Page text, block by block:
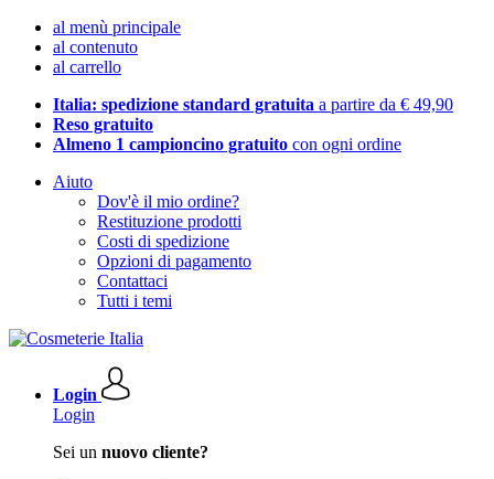
al menù principale
al contenuto
al carrello
Italia: spedizione standard gratuita a partire da € 49,90
Reso gratuito
Almeno 1 campioncino gratuito con ogni ordine
Aiuto
Dov'è il mio ordine?
Restituzione prodotti
Costi di spedizione
Opzioni di pagamento
Contattaci
Tutti i temi
Login
Login
Sei un nuovo cliente?